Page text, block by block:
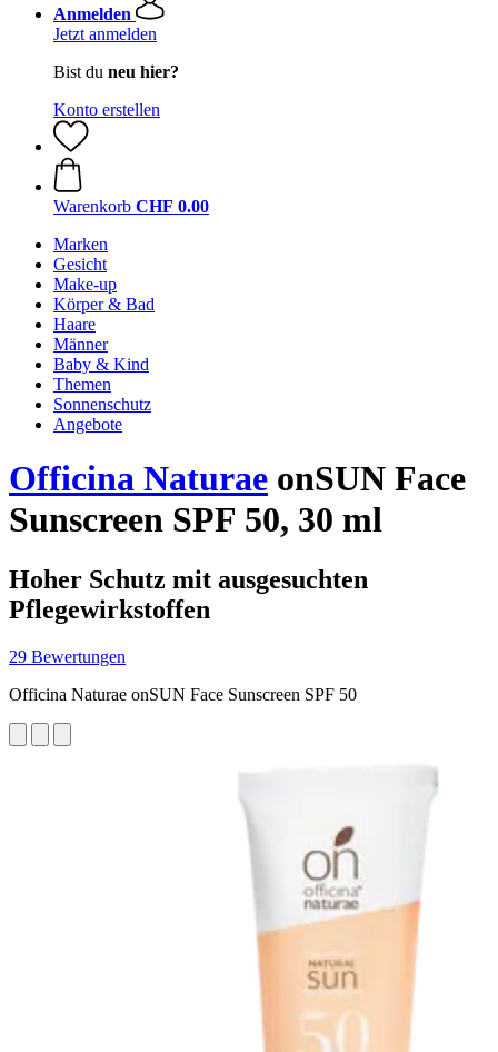
Anmelden
Jetzt anmelden
Bist du neu hier?
Konto erstellen
Warenkorb CHF 0.00
Marken
Gesicht
Make-up
Körper & Bad
Haare
Männer
Baby & Kind
Themen
Sonnenschutz
Angebote
Officina Naturae onSUN Face
Sunscreen SPF 50, 30 ml
Hoher Schutz mit ausgesuchten
Pflegewirkstoffen
29 Bewertungen
Officina Naturae onSUN Face Sunscreen SPF 50